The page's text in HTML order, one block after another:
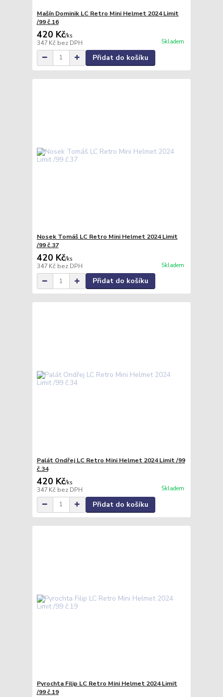
Mašín Dominik LC Retro Mini Helmet 2024 Limit
/99 č.16
420 Kč/ks
347 Kč bez DPH Skladem
Přidat do košíku
Nosek Tomáš LC Retro Mini Helmet 2024 Limit
/99 č.37
420 Kč/ks
347 Kč bez DPH Skladem
Přidat do košíku
Palát Ondřej LC Retro Mini Helmet 2024 Limit /99
č.34
420 Kč/ks
347 Kč bez DPH Skladem
Přidat do košíku
Pyrochta Filip LC Retro Mini Helmet 2024 Limit
/99 č.19